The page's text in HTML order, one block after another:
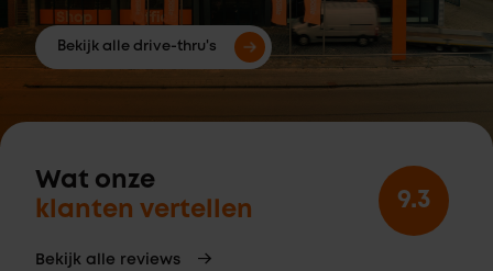
Bekijk alle drive-thru's
Wat onze
klanten vertellen
Bekijk alle reviews
9.3